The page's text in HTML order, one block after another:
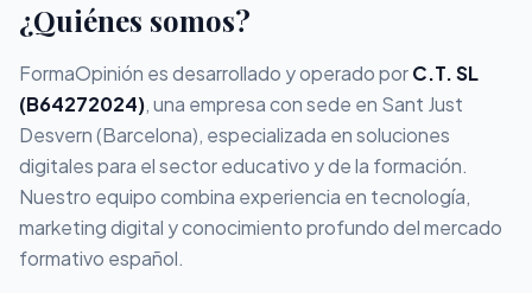
¿Quiénes somos?
FormaOpinión es desarrollado y operado porC.T. SL
(B64272024), una empresa con sede en Sant Just
Desvern (Barcelona), especializada en soluciones
digitales para el sector educativo y de la formación.
Nuestro equipo combina experiencia en tecnología,
marketing digital y conocimiento profundo del mercado
formativo español.